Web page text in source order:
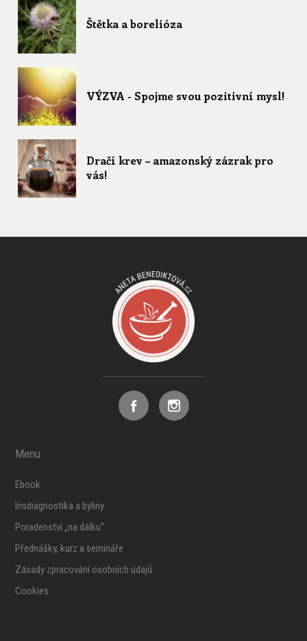
Štětka a borelióza
VÝZVA - Spojme svou pozitivní mysl!
Dračí krev – amazonský zázrak pro
vás!
Menu
Ebook
Irisdiagnostika a byliny
Poradenství „na dálku“
Přednášky, kurz a semináře
Zásady zpracování osobních údajů
Cookies